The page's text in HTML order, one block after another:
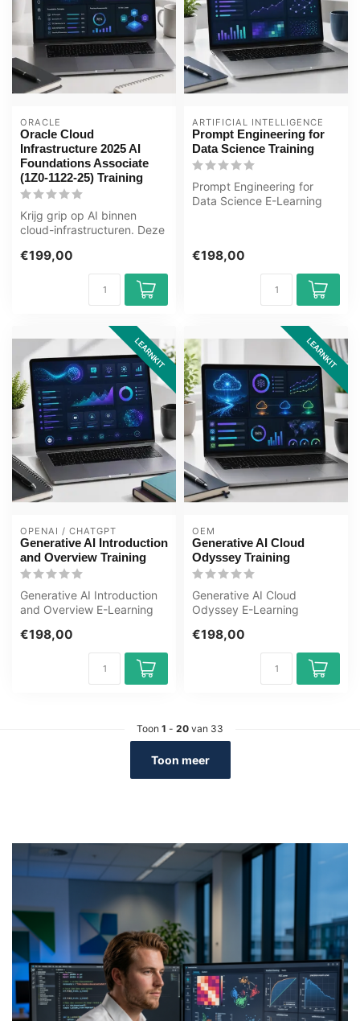
ORACLE
Oracle Cloud
Infrastructure 2025 AI
Foundations Associate
(1Z0-1122-25) Training
Krijg grip op AI binnen
cloud-infrastructuren. Deze
introduceer...
€199,00
ARTIFICIAL INTELLIGENCE
Prompt Engineering for
Data Science Training
Prompt Engineering for
Data Science E-Learning
€198,00
LEARNKIT
OPENAI / CHATGPT
Generative AI Introduction
and Overview Training
Generative AI Introduction
and Overview E-Learning
doce...
€198,00
LEARNKIT
OEM
Generative AI Cloud
Odyssey Training
Generative AI Cloud
Odyssey E-Learning
docenten Quizzen...
€198,00
Toon 1 - 20 van 33
Toon meer